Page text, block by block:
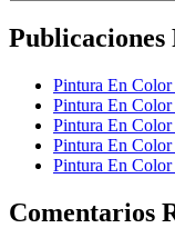
Publicaciones
Pintura En
Pintura En
Pintura En
Pintura En
Pintura En
Comentarios